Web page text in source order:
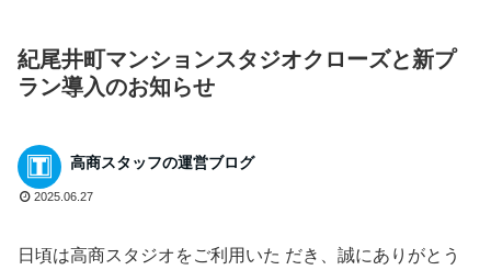
紀尾井町マンションスタジオクローズと新プ
ラン導入のお知らせ
高商スタッフの運営ブログ
2025.06.27
日頃は高商スタジオをご利用いた だき、誠にありがとう